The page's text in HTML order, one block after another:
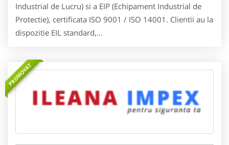
Industrial de Lucru) si a EIP (Echipament Industrial de
Protectie), certificata ISO 9001 / ISO 14001. Clientii au la
dispozitie EIL standard,...
PROMOVAT